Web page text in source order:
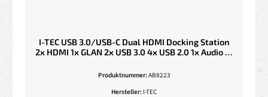
I-TEC USB 3.0/USB-C Dual HDMI Docking Station
2x HDMI 1x GLAN 2x USB 3.0 4x USB 2.0 1x Audio 1x
Produktnummer:AB8223
Hersteller: I-TEC